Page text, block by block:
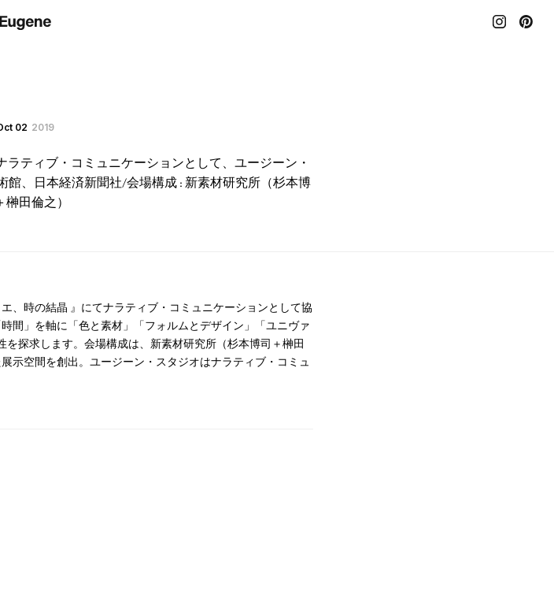
02 2019
ティブ・コミュニケーションとして、ユージーン・
、日本経済新聞社/会場構成 : 新素材研究所（杉本博
榊田倫之）
、時の結晶 』にてナラティブ・コミュニケーションとして協
間」を軸に「色と素材」「フォルムとデザイン」「ユニヴァ
探求します。会場構成は、新素材研究所（杉本博司＋榊田
示空間を創出。ユージーン・スタジオはナラティブ・コミュ